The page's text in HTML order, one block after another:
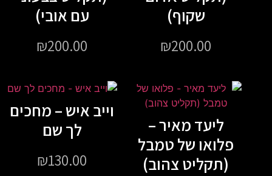
שקוף)
₪200.00
עם אובי)
₪200.00
ליעד מאיר –
פלואו של טמבל
(תקליט צהוב)
וייב איש – מחכים
לך שם
₪130.00